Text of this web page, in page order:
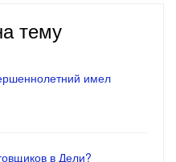
тему
имел
в Дели?